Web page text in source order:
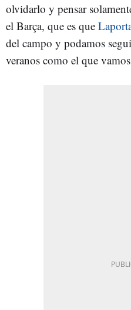
olvidarlo y pensar
el Barça, que es que
del campo y podamos
veranos como el que